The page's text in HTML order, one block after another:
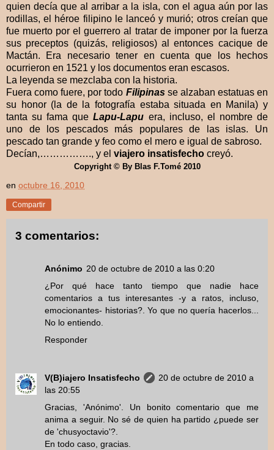
quien decía que al arribar a la isla, con el agua aún por las
rodillas, el héroe filipino le lanceó y murió; otros creían que
fue muerto por el guerrero al tratar de imponer por la fuerza
sus preceptos (quizás, religiosos) al entonces cacique de
Mactán. Era necesario tener en cuenta que los hechos
ocurrieron en 1521 y los documentos eran escasos.
La leyenda se mezclaba con la historia.
Fuera como fuere, por todo Filipinasse alzaban estatuas en
su honor (la de la fotografía estaba situada en Manila) y
tanta su fama queLapu-Lapu era, incluso, el nombre de
uno de los pescados más populares de las islas. Un
pescado tan grande y feo como el mero e igual de sabroso.
Decían,……………., y el viajero insatisfecho creyó.
Copyright © By Blas F.Tomé 2010
en octubre 16, 2010
Compartir
3 comentarios:
Anónimo 20 de octubre de 2010 a las 0:20
¿Por qué hace tanto tiempo que nadie hace
comentarios a tus interesantes -y a ratos, incluso,
emocionantes- historias?. Yo que no quería hacerlos...
No lo entiendo.
Responder
V(B)iajero Insatisfecho
20 de octubre de 2010 a
las 20:55
Gracias, 'Anónimo'. Un bonito comentario que me
anima a seguir. No sé de quien ha partido ¿puede ser
de 'chusyoctavio'?.
En todo caso, gracias.